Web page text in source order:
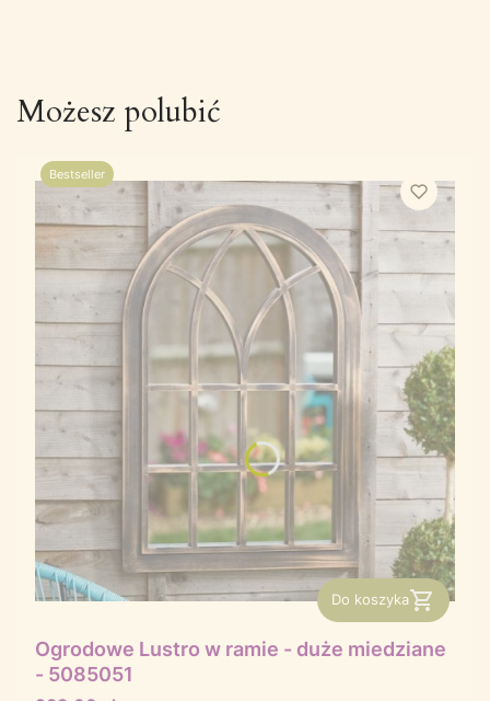
Możesz polubić
Bestseller
Do koszyka
Ogrodowe Lustro w ramie - duże miedziane
- 5085051